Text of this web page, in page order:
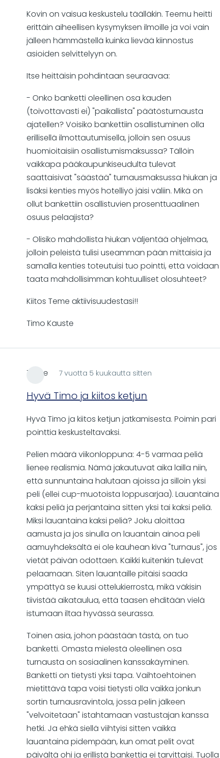
Kovin on vaisua keskustelu täälläkin. Teemu heitti
erittäin aiheellisen kysymyksen ilmoille ja voi vain
jälleen hämmästellä kuinka lievää kiinnostus
asioiden selvittelyyn on.
Itse heittäisin pohdintaan seuraavaa:
- Onko banketti oleellinen osa kauden
(toivottavasti ei) "paikallista" päätösturnausta
ajatellen? Voisiko bankettiin osallistuminen olla
erillisellä ilmottautumisella, jolloin sen osuus
huomioitaisiin osallistumismaksussa? Tällöin
vaikkapa pääkaupunkiseudulta tulevat
saattaisivat "säästää" turnausmaksussa hiukan ja
lisäksi kenties myös hotelliyö jäisi väliin. Mikä on
ollut bankettiin osallistuvien prosenttuaalinen
osuus pelaajista?
- Olisiko mahdollista hiukan väljentää ohjelmaa,
jolloin peleistä tulisi useamman pään mittaisia ja
samalla kenties toteutuisi tuo pointti, että voidaan
taata mahdollisimman kohtuulliset olosuhteet?
Kiitos Teme aktiivisuudestasi!!
Timo Kauste
Teme 7 vuotta 5 kuukautta sitten
Hyvä Timo ja kiitos ketjun
Hyvä Timo ja kiitos ketjun jatkamisesta. Poimin pari
pointtia keskusteltavaksi.
Pelien määrä viikonloppuna: 4-5 varmaa peliä
lienee realismia. Nämä jakautuvat aika lailla niin,
että sunnuntaina halutaan ajoissa ja silloin yksi
peli (ellei cup-muotoista loppusarjaa). Lauantaina
kaksi peliä ja perjantaina sitten yksi tai kaksi peliä.
Miksi lauantaina kaksi peliä? Joku aloittaa
aamusta ja jos sinulla on lauantain ainoa peli
aamuyhdeksältä ei ole kauhean kiva "turnaus", jos
vietät päivän odottaen. Kaikki kuitenkin tulevat
pelaamaan. Siten lauantaille pitäisi saada
ympättyä se kuusi ottelukierrosta, mikä väkisin
tiivistää aikataulua, että taasen ehditään vielä
istumaan iltaa hyvässä seurassa.
Toinen asia, johon päästään tästä, on tuo
banketti. Omasta mielestä oleellinen osa
turnausta on sosiaalinen kanssakäyminen.
Banketti on tietysti yksi tapa. Vaihtoehtoinen
mietittävä tapa voisi tietysti olla vaikka jonkun
sortin turnausravintola, jossa pelin jälkeen
"velvoitetaan" istahtamaan vastustajan kanssa
hetki. Ja ehkä siellä viihtyisi sitten vaikka
lauantaina pidempään, kun omat pelit ovat
päivältä ohi ja erillistä bankettia ei tarvittaisi. Tuolla